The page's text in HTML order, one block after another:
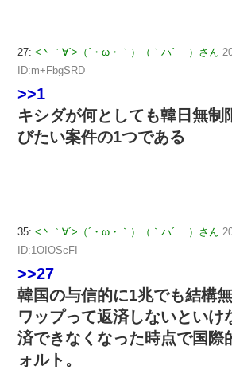
27: <丶｀∀´>（´・ω・｀）（｀ハ´ ）さん
ID:m+FbgSRD
>>1
キシダが何としても韓日無制
びたい案件の1つである
35: <丶｀∀´>（´・ω・｀）（｀ハ´ ）さん
ID:1OIOScFI
>>27
韓国の与信的に1兆でも結構
ワップって返済しないといけ
済できなくなった時点で国際
ォルト。